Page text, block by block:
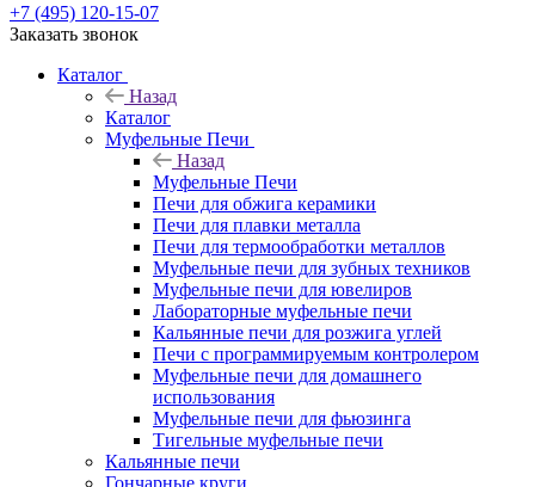
+7 (495) 120-15-07
Заказать звонок
Каталог
Назад
Каталог
Муфельные Печи
Назад
Муфельные Печи
Печи для обжига керамики
Печи для плавки металла
Печи для термообработки металлов
Муфельные печи для зубных техников
Муфельные печи для ювелиров
Лабораторные муфельные печи
Кальянные печи для розжига углей
Печи с программируемым контролером
Муфельные печи для домашнего
использования
Муфельные печи для фьюзинга
Тигельные муфельные печи
Кальянные печи
Гончарные круги